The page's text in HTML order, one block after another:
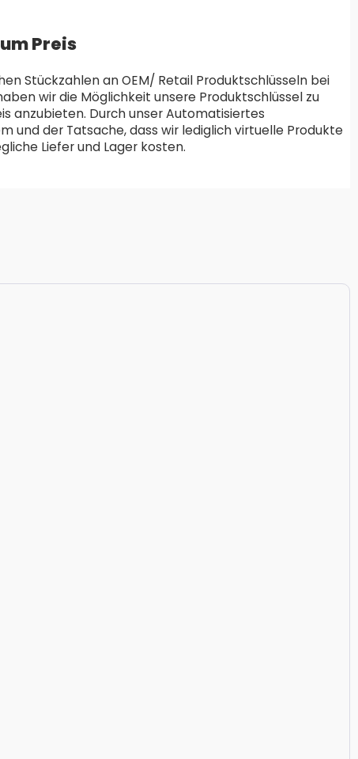
Preis
Stückzahlen an OEM/ Retail Produktschlüsseln bei
wir die Möglichkeit unsere Produktschlüssel zu
anzubieten. Durch unser Automatisiertes
und der Tatsache, dass wir lediglich virtuelle Produkte
Liefer und Lager kosten.